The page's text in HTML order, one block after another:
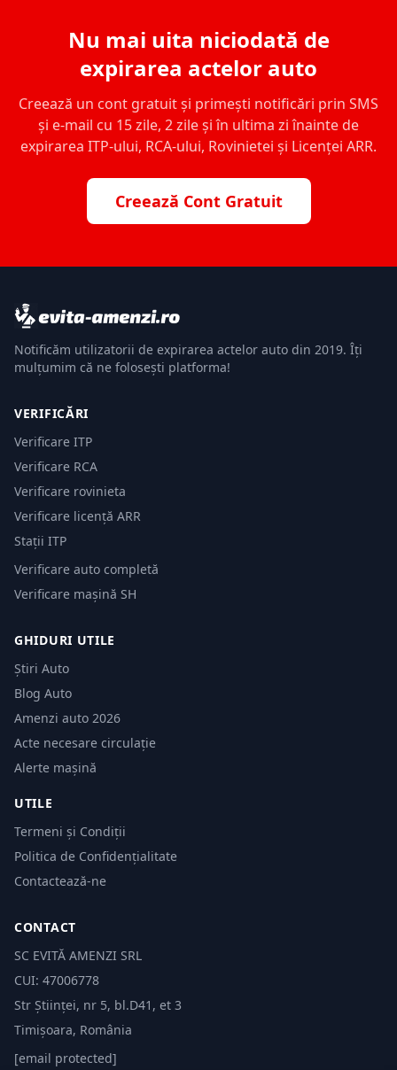
Nu mai uita niciodată de
expirarea actelor auto
Creează un cont gratuit și primești notificări prin SMS
și e-mail cu 15 zile, 2 zile și în ultima zi înainte de
expirarea ITP-ului, RCA-ului, Rovinietei și Licenței ARR.
Creează Cont Gratuit
Notificăm utilizatorii de expirarea actelor auto din 2019. Îți
mulțumim că ne folosești platforma!
VERIFICĂRI
Verificare ITP
Verificare RCA
Verificare rovinieta
Verificare licență ARR
Stații ITP
Verificare auto completă
Verificare mașină SH
GHIDURI UTILE
Știri Auto
Blog Auto
Amenzi auto 2026
Acte necesare circulație
Alerte mașină
UTILE
Termeni și Condiții
Politica de Confidențialitate
Contactează-ne
CONTACT
SC EVITĂ AMENZI SRL
CUI: 47006778
Str Științei, nr 5, bl.D41, et 3
Timișoara, România
[email protected]